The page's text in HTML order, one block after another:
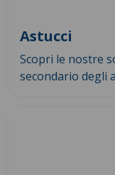
Astucci
Scopri le nostre
secondario degli